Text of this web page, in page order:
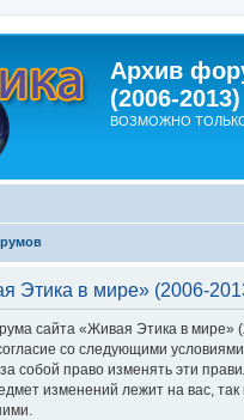
Архив
(2006-2013)
ВОЗМОЖНО
Этика в мире» (2006-
сайта «Живая Этика в
со следующими
собой право изменять эти
изменений лежит на вас,